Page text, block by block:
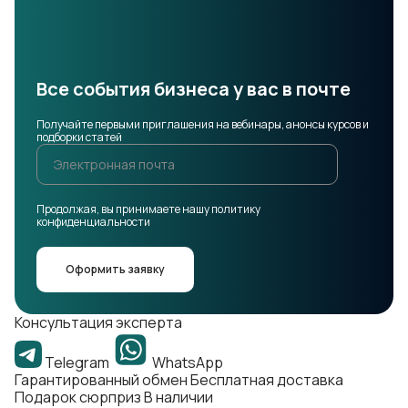
Все события бизнеса у вас в почте
Получайте первыми приглашения на вебинары, анонсы курсов и
подборки статей
Продолжая, вы принимаете нашу политику
конфиденциальности
Оформить заявку
Консультация эксперта
Telegram
WhatsApp
Гарантированный обменБесплатная доставка
Подарок сюрпризВ наличии